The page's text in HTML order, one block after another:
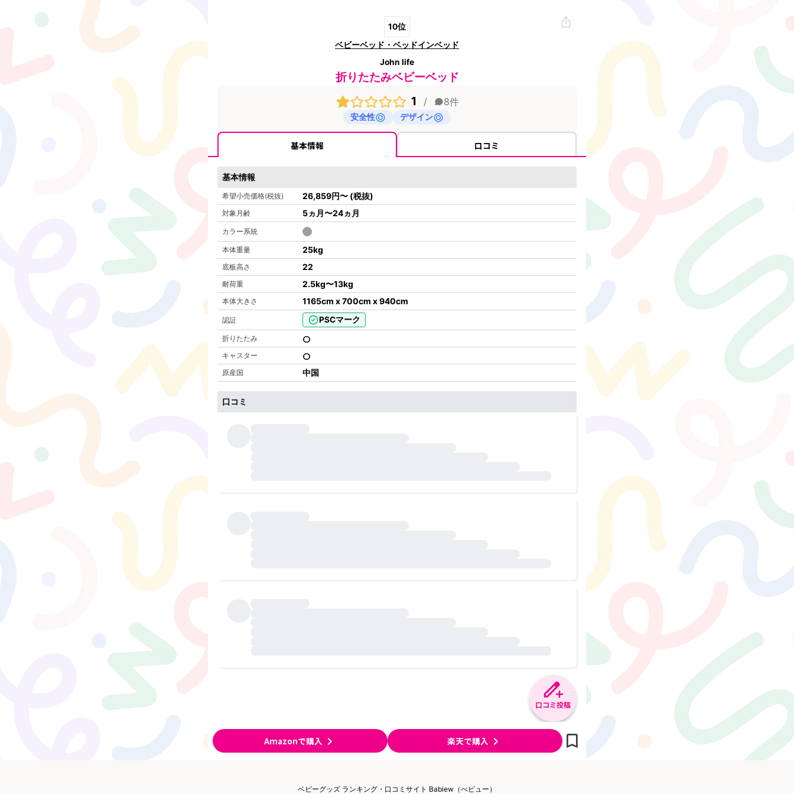
10位
ベビーベッド・ベッドインベッド
John life
折りたたみベビーベッド
1
/ 8件
安全性 デザイン
基本情報 口コミ
基本情報
希望小売価格(税抜) 26,859円〜 (税抜)
対象月齢 5ヵ月〜24ヵ月
カラー系統
本体重量 25kg
底板高さ 22
耐荷重 2.5kg〜13kg
本体大きさ 1165cm x 700cm x 940cm
認証 PSCマーク
折りたたみ
キャスター
原産国
中国
口コミ
口コミ投稿
Amazonで購入 楽天で購入
ベビーグッズ ランキング・口コミサイト Babiew（べビュー）